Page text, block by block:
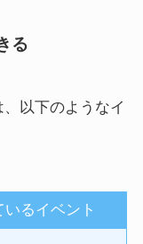
る
以下のようなイ
るイベント